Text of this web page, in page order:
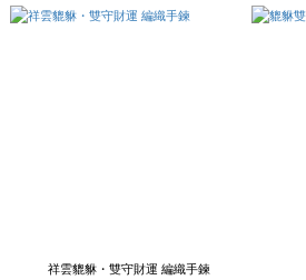
祥雲貔貅・雙守財運 編織手鍊